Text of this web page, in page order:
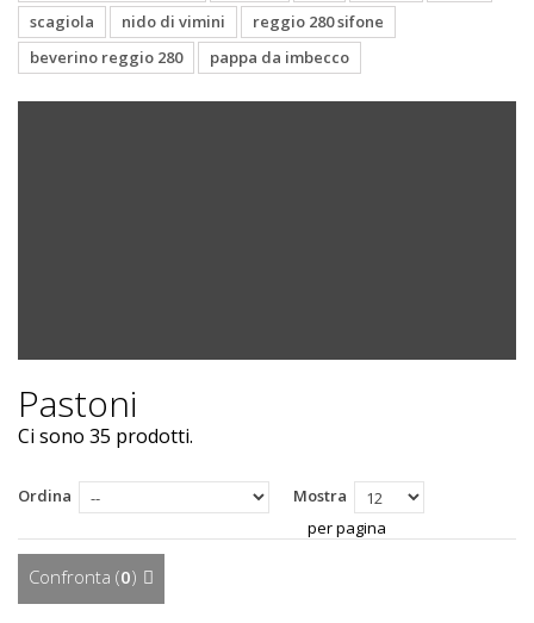
scagiola
nido di vimini
reggio 280 sifone
beverino reggio 280
pappa da imbecco
Pastoni
Ci sono 35 prodotti.
Ordina
Mostra
per pagina
Confronta (0)